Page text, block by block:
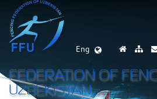
Eng
FEDERATION OF
UZBEKISTAN